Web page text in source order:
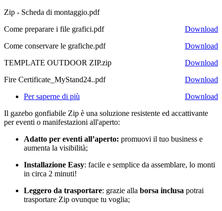
Zip - Scheda di montaggio.pdf
Download
Come preparare i file grafici.pdf
Download
Come conservare le grafiche.pdf
Download
TEMPLATE OUTDOOR ZIP.zip
Download
Fire Certificate_MyStand24..pdf
Download
Per saperne di più
Il gazebo gonfiabile Zip è una soluzione resistente ed accattivante
per eventi o manifestazioni all'aperto:
Adatto per eventi all’aperto: promuovi i​​l tuo business e
aumenta la visibilità;
Installazione Easy: facile e semplice da assemblare, lo monti
in circa 2 minuti!
Leggero da trasportare: grazie alla borsa inclusa potrai
trasportare Zip ovunque tu voglia;